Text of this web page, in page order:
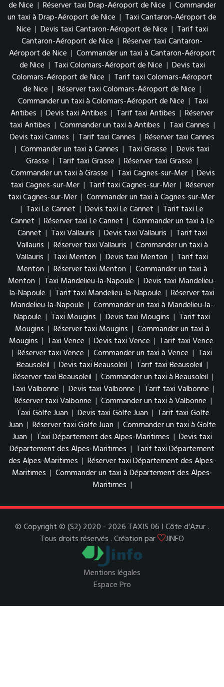
de Nice | Réserver taxi Drap-Aéroport de Nice | Commander
un taxi à Drap-Aéroport de Nice | Taxi Cantaron-Aéroport de
Nice | Devis taxi Cantaron-Aéroport de Nice | Tarif taxi
Cantaron-Aéroport de Nice | Réserver taxi Cantaron-
Aéroport de Nice | Commander un taxi à Cantaron-Aéroport
de Nice | Taxi Colomars-Aéroport de Nice | Devis taxi
Colomars-Aéroport de Nice | Tarif taxi Colomars-Aéroport
de Nice | Réserver taxi Colomars-Aéroport de Nice |
Commander un taxi à Colomars-Aéroport de Nice | Taxi
Antibes | Devis taxi Antibes | Tarif taxi Antibes | Réserver
taxi Antibes | Commander un taxi à Antibes | Taxi Cannes |
Devis taxi Cannes | Tarif taxi Cannes | Réserver taxi Cannes
| Commander un taxi à Cannes | Taxi Grasse | Devis taxi
Grasse | Tarif taxi Grasse | Réserver taxi Grasse |
Commander un taxi à Grasse | Taxi Cagnes-sur-Mer | Devis
taxi Cagnes-sur-Mer | Tarif taxi Cagnes-sur-Mer | Réserver
taxi Cagnes-sur-Mer | Commander un taxi à Cagnes-sur-Mer
| Taxi Le Cannet | Devis taxi Le Cannet | Tarif taxi Le
Cannet | Réserver taxi Le Cannet | Commander un taxi à Le
Cannet | Taxi Vallauris | Devis taxi Vallauris | Tarif taxi
Vallauris | Réserver taxi Vallauris | Commander un taxi à
Vallauris | Taxi Menton | Devis taxi Menton | Tarif taxi
Menton | Réserver taxi Menton | Commander un taxi à
Menton | Taxi Mandelieu-la-Napoule | Devis taxi Mandelieu-
la-Napoule | Tarif taxi Mandelieu-la-Napoule | Réserver taxi
Mandelieu-la-Napoule | Commander un taxi à Mandelieu-la-
Napoule | Taxi Mougins | Devis taxi Mougins | Tarif taxi
Mougins | Réserver taxi Mougins | Commander un taxi à
Mougins | Taxi Vence | Devis taxi Vence | Tarif taxi Vence
| Réserver taxi Vence | Commander un taxi à Vence | Taxi
Beausoleil | Devis taxi Beausoleil | Tarif taxi Beausoleil |
Réserver taxi Beausoleil | Commander un taxi à Beausoleil |
Taxi Valbonne | Devis taxi Valbonne | Tarif taxi Valbonne |
Réserver taxi Valbonne | Commander un taxi à Valbonne |
Taxi Golfe Juan | Devis taxi Golfe Juan | Tarif taxi Golfe
Juan | Réserver taxi Golfe Juan | Commander un taxi à Golfe
Juan | Taxi Département des Alpes-Maritimes | Devis taxi
Département des Alpes-Maritimes | Tarif taxi Département
des Alpes-Maritimes | Réserver taxi Département des Alpes-
Maritimes | Commander un taxi à Département des Alpes-
Maritimes |
© Copyright © (S2) 2020 - 2026 TAXIS 06 I Côte d'Azur .
Tous droits réservés . Création par
JINFO
Mentions légales
Espace Pro